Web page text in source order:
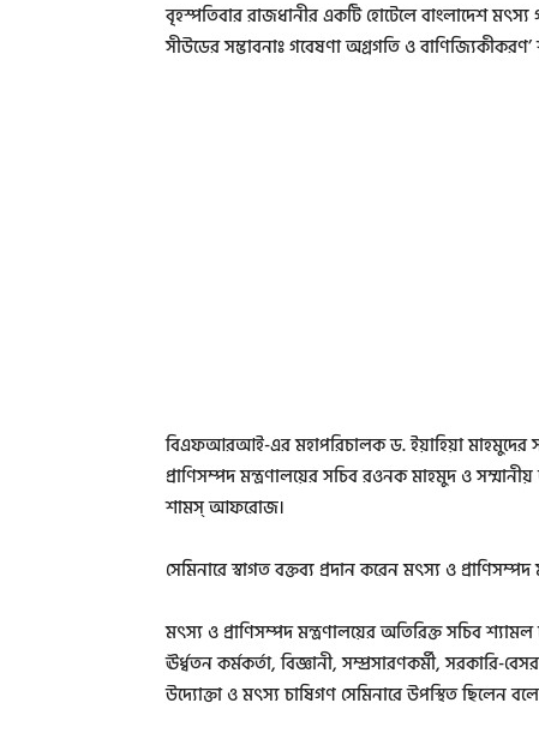
বৃহস্পতিবার রাজধানীর একটি হোটেলে বাংলাদেশ
সীউডের সম্ভাবনাঃ গবেষণা অগ্রগতি ও বাণিজ্যিকীকরণ’
বিএফআরআই-এর মহাপরিচালক ড. ইয়াহিয়া মাহমুদের
প্রাণিসম্পদ মন্ত্রণালয়ের সচিব রওনক মাহমুদ ও
শামস্ আফরোজ।
সেমিনারে স্বাগত বক্তব্য প্রদান করেন মৎস্য ও
মৎস্য ও প্রাণিসম্পদ মন্ত্রণালয়ের অতিরিক্ত সচিব
ঊর্ধ্বতন কর্মকর্তা, বিজ্ঞানী, সম্প্রসারণকর্মী, সরকারি-
উদ্যোক্তা ও মৎস্য চাষিগণ সেমিনারে উপস্থিত ছিলেন